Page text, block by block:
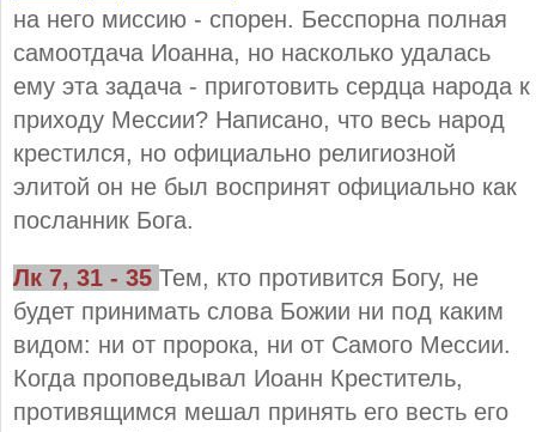
на него миссию - спорен. Бесспорна полная
самоотдача Иоанна, но насколько удалась
ему эта задача - приготовить сердца народа к
приходу Мессии? Написано, что весь народ
крестился, но официально религиозной
элитой он не был воспринят официально как
посланник Бога.
Лк 7, 31 - 35 Тем, кто противится Богу, не
будет принимать слова Божии ни под каким
видом: ни от пророка, ни от Самого Мессии.
Когда проповедывал Иоанн Креститель,
противящимся мешал принять его весть его